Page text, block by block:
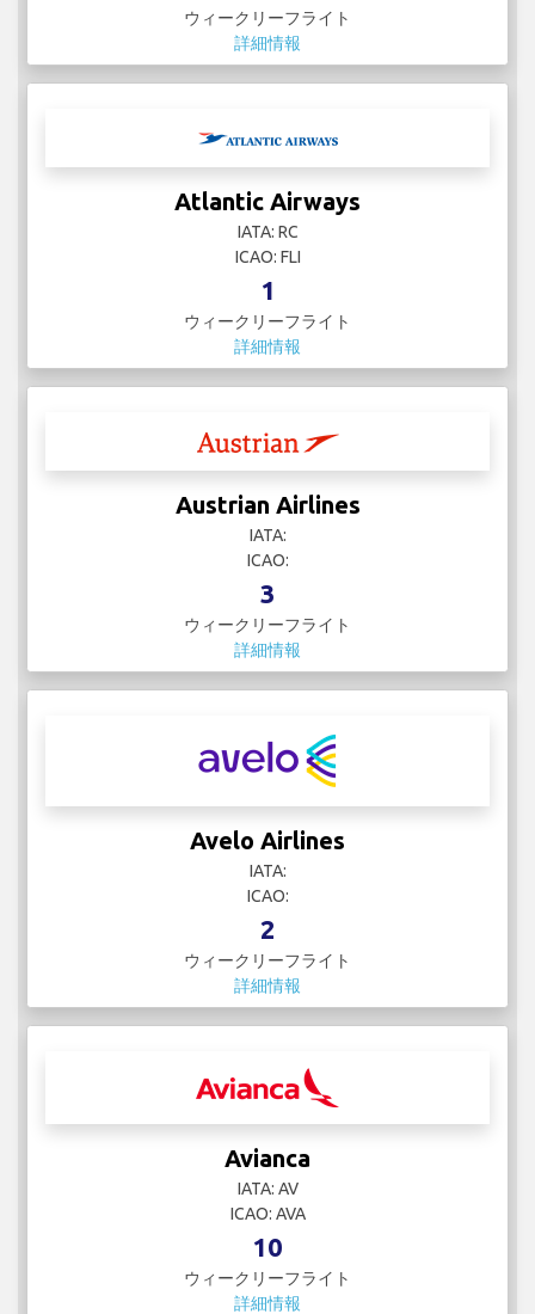
ウィークリーフライト
詳細情報
Atlantic Airways
IATA: RC
ICAO: FLI
1
ウィークリーフライト
詳細情報
Austrian Airlines
IATA:
ICAO:
3
ウィークリーフライト
詳細情報
Avelo Airlines
IATA:
ICAO:
2
ウィークリーフライト
詳細情報
Avianca
IATA: AV
ICAO: AVA
10
ウィークリーフライト
詳細情報